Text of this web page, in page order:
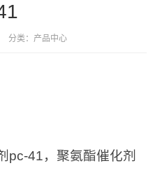
分类： 产品中心
pc-41，聚氨酯催化剂